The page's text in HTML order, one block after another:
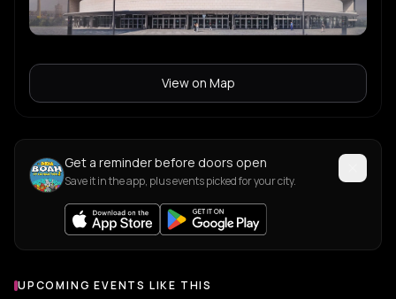
View on Map
Get a reminder before doors open
Save it in the app, plus events picked for your city.
UPCOMING EVENTS LIKE THIS